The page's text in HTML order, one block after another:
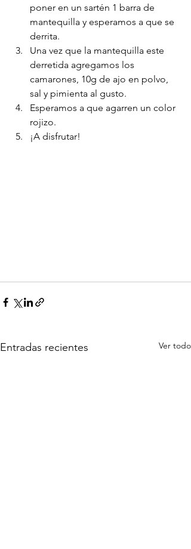
poner en un sartén 1 barra de
mantequilla y esperamos a que se
derrita.
Una vez que la mantequilla este
derretida agregamos los
camarones, 10g de ajo en polvo,
sal y pimienta al gusto.
Esperamos a que agarren un color
rojizo.
¡A disfrutar!
Entradas recientes Ver todo